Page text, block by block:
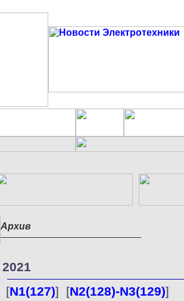
Архив
2021
[N1(127)] [N2(128)-N3(129)]